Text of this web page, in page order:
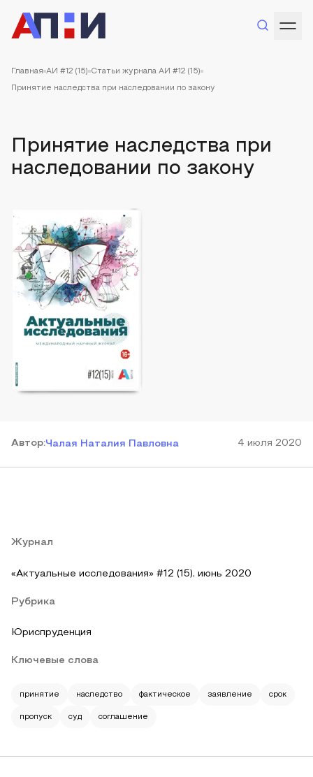
Главная АИ #12 (15) Статьи журнала АИ #12 (15)
Принятие наследства при наследовании по закону
Принятие наследства при
наследовании по закону
Автор:Чалая Наталия Павловна 4 июля 2020
Журнал
«Актуальные исследования» #12 (15), июнь 2020
Рубрика
Юриспруденция
Ключевые слова
принятие наследство фактическое заявление срок
пропуск суд соглашение